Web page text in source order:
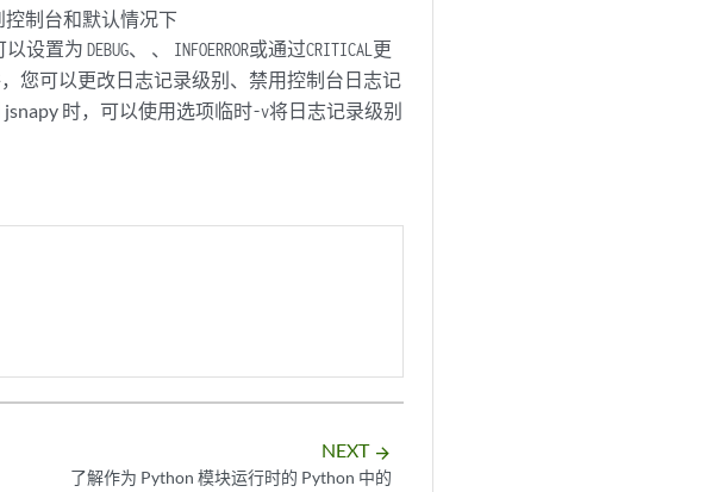
控制台和默认情况下
以设置为 DEBUG、 、 INFOERROR或通过CRITICAL 更
您可以更改日志记录级别、禁用控制台日志记
时，可以使用选项临时-v将日志记录级别
NEXT arrow_forward
了解作为 Python 模块运行时的 Python 中的